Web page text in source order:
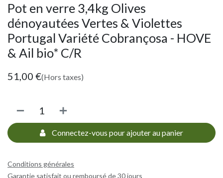
Pot en verre 3,4kg Olives
dénoyautées Vertes & Violettes
Portugal Variété Cobrançosa - HOVE
& Ail bio* C/R
51,00 €(Hors taxes)
Connectez-vous pour ajouter au panier
Conditions générales
Garantie satisfait ou remboursé de 30 jours